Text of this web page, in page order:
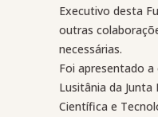
Executivo desta
outras
necessárias.
Foi apresentado
Lusitânia da
Científica e